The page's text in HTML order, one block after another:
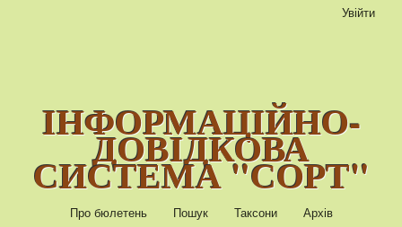
ІНФОРМАЦІЙНО-
ДОВІДКОВА
СИСТЕМА "СОРТ"
Про бюлетень Пошук Таксони Архів
Увійти